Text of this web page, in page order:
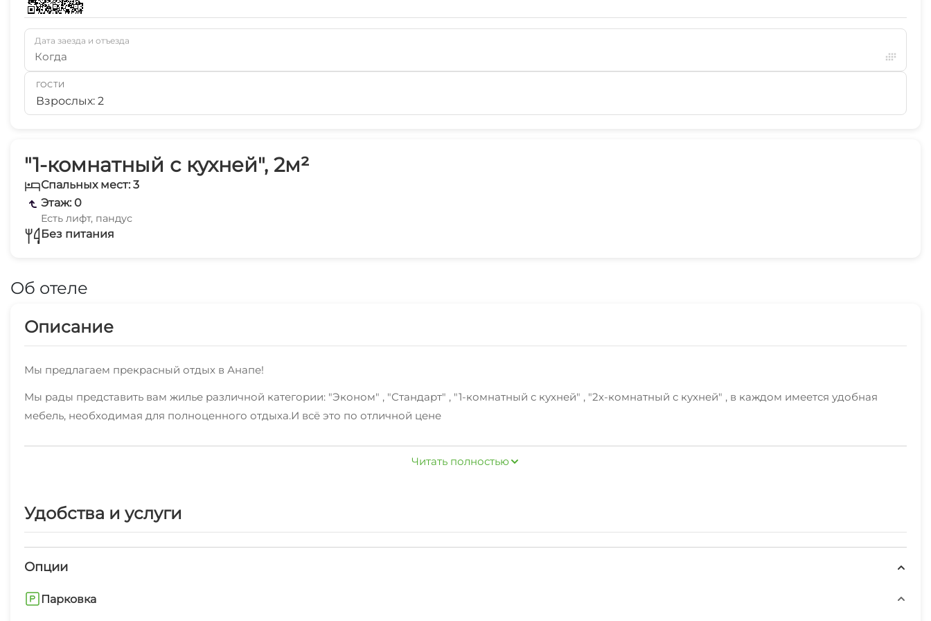
"1-комнатный с кухней", 2м²
Спальных мест: 3
Этаж: 0
Есть лифт, пандус
Без питания
Об отеле
Описание
Мы предлагаем прекрасный отдых в Анапе!
Мы рады представить вам жилье различной категории: "Эконом" , "Стандарт" , "1-комнатный с кухней" , "2х-комнатный с кухней" , в каждом имеется удобная
мебель, необходимая для полноценного отдыха.И всё это по отличной цене
В каждом номере имеется - WI-FI. Уборка производится по расписанию.
В пешей доступности пляж песчаный, пляж галечный, набережная, о которых вам расскажут наши сотрудники, включая полезную туристическую информацию,
Для отдыхающих мы предоставляем различные дополнительныеуслуги: парковка на улице перед зданием, открытая парковка на территории (бесплатно)
Условия аренды жилья уточняйте по телефону!
Читать полностью
Удобства и услуги
Опции
Парковка
Дата заезда и отъезда
Когда
ГОСТИ
Взрослых: 2